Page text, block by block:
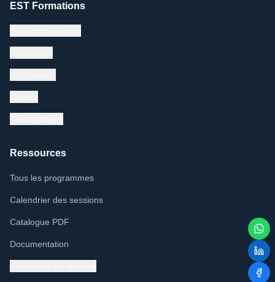
EST Formations
Ressources
Tous les programmes
Calendrier des sessions
Catalogue PDF
Documentation